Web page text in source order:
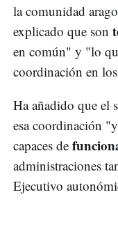
la comunidad
explicado que son
en común" y "lo
coordinación en
Ha añadido que el
esa coordinación
capaces de
administraciones
Ejecutivo